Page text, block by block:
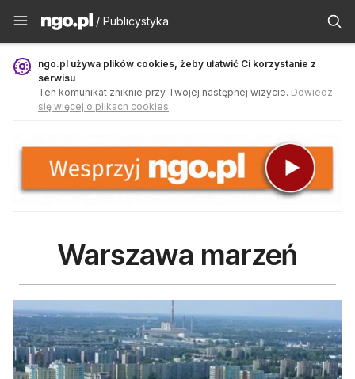
Publicystyka - ngo.pl
/ Publicystyka
ngo.pl używa plików cookies, żeby ułatwić Ci korzystanie z
serwisu
Ten komunikat zniknie przy Twojej następnej wizycie. Dowiedz
się więcej o plikach cookies
Warszawa marzeń